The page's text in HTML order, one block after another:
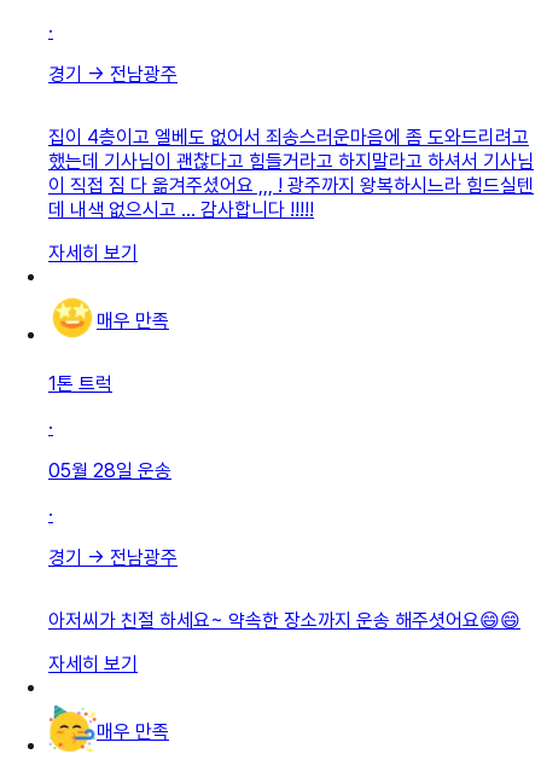
·
경기 → 전남광주
집이 4층이고 엘베도 없어서 죄송스러운마음에 좀 도와드리려고
했는데 기사님이 괜찮다고 힘들거라고 하지말라고 하셔서 기사님
이 직접 짐 다 옮겨주셨어요 ,,, ! 광주까지 왕복하시느라 힘드실텐
데 내색 없으시고 … 감사합니다 !!!!!
자세히 보기
매우 만족
1톤 트럭
·
05월 28일 운송
·
경기 → 전남광주
아저씨가 친절 하세요~ 약속한 장소까지 운송 해주셧어요😄😄
자세히 보기
매우 만족